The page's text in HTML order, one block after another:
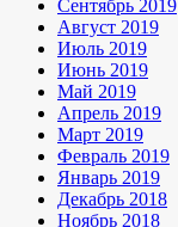
Сентябрь 2019
Август 2019
Июль 2019
Июнь 2019
Май 2019
Апрель 2019
Март 2019
Февраль 2019
Январь 2019
Декабрь 2018
Ноябрь 2018